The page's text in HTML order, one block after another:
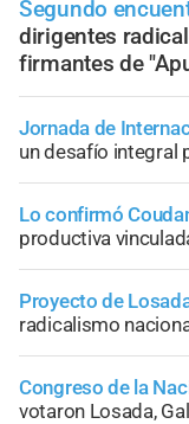
Segundo
dirigentes
firmantes de
Jornada de
un desafío integral
Lo confirmó
productiva
Proyecto de
radicalismo
Congreso de la
votaron Losada,